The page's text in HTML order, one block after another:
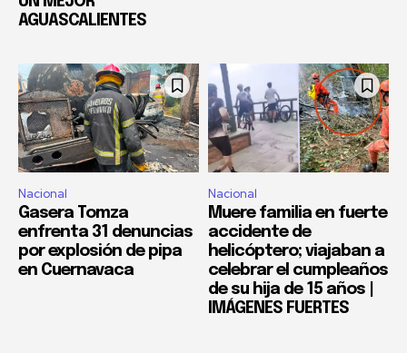
AGUASCALIENTES
Nacional
Gasera Tomza
enfrenta 31 denuncias
por explosión de pipa
en Cuernavaca
Nacional
Muere familia en fuerte
accidente de
helicóptero; viajaban a
celebrar el cumpleaños
de su hija de 15 años |
IMÁGENES FUERTES